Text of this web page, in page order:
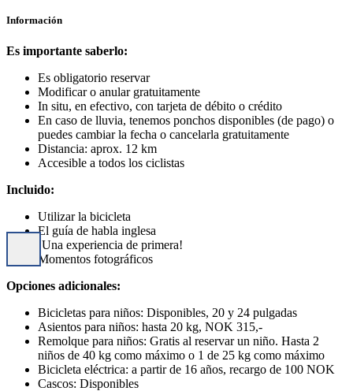
Información
Es importante saberlo:
Es obligatorio reservar
Modificar o anular gratuitamente
In situ, en efectivo, con tarjeta de débito o crédito
En caso de lluvia, tenemos ponchos disponibles (de pago) o
puedes cambiar la fecha o cancelarla gratuitamente
Distancia: aprox. 12 km
Accesible a todos los ciclistas
Incluido:
Utilizar la bicicleta
El guía de habla inglesa
¡Una experiencia de primera!
Momentos fotográficos
Opciones adicionales:
Bicicletas para niños: Disponibles, 20 y 24 pulgadas
Asientos para niños: hasta 20 kg, NOK 315,-
Remolque para niños: Gratis al reservar un niño. Hasta 2
niños de 40 kg como máximo o 1 de 25 kg como máximo
Bicicleta eléctrica: a partir de 16 años, recargo de 100 NOK
Cascos: Disponibles